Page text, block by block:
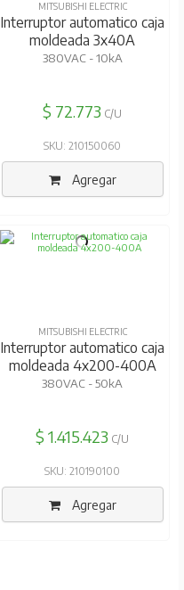
MITSUBISHI ELECTRIC
Interruptor automatico caja
moldeada 3x40A
380VAC - 10kA
$ 72.773 C/U
SKU: 210150060
Agregar
MITSUBISHI ELECTRIC
Interruptor automatico caja
moldeada 4x200-400A
380VAC - 50kA
$ 1.415.423 C/U
SKU: 210190100
Agregar